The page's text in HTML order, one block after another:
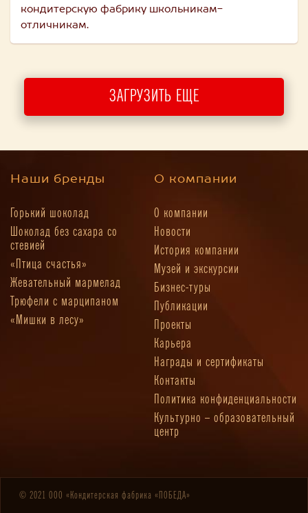
кондитерскую фабрику школьникам-
отличникам.
ЗАГРУЗИТЬ ЕЩЕ
Наши бренды
Горький шоколад
Шоколад без сахара со
стевией
«Птица счастья»
Жевательный мармелад
Трюфели с марципаном
«Мишки в лесу»
О компании
О компании
Новости
История компании
Музей и экскурсии
Бизнес-туры
Публикации
Проекты
Карьера
Награды и сертификаты
Контакты
Политика конфиденциальности
Культурно – образовательный
центр
© 2021 ООО «Кондитерская фабрика «ПОБЕДА»